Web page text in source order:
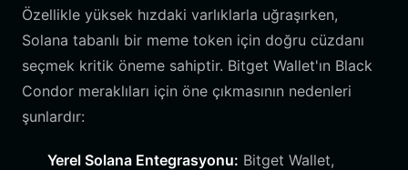
Özellikle yüksek hızdaki varlıklarla uğraşırken,
Solana tabanlı bir meme token için doğru cüzdanı
seçmek kritik öneme sahiptir. Bitget Wallet'ın Black
Condor meraklıları için öne çıkmasının nedenleri
şunlardır:
Yerel Solana Entegrasyonu: Bitget Wallet,